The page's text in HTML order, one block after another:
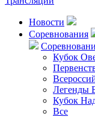
Новости
Соревнования
Кубок
Легенды
Кубок
Все